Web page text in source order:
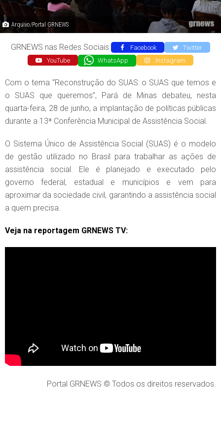
Arquivo/Portal GRNEWS
GRNEWS nas Redes Sociais Facebook
Twitter
YouTube
WhatsApp Instagram
Com o tema “Reconstrução do SUAS: o SUAS que temos e
o SUAS que queremos”, Pará de Minas debateu, nesta
quarta-feira, 28 de junho, a implantação de políticas públicas
durante a 13ª Conferência Municipal de Assistência Social.
O Sistema Único de Assistência Social (SUAS) é o modelo
de gestão utilizado no Brasil para trabalhar as ações de
assistência social. Ele é planejado e executado pelo
governo federal, estadual e municípios e vem para
aproximar da sociedade civil, garantindo a assistência social
a quem precisa.
Veja na reportagem GRNEWS TV:
Portal GRNEWS © Todos os direitos reservados.